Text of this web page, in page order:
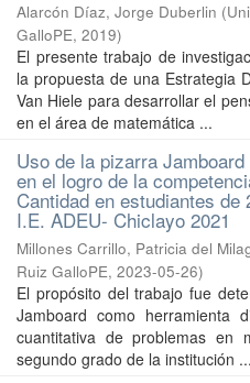
Alarcón Díaz, Jorge Duberlin (
GalloPE, 2019)
El presente trabajo de
la propuesta de una Estrategia
Van Hiele para desarrollar el
en el área de matemática ...
Uso de la pizarra
en el logro de la
Cantidad en estudiantes
I.E. ADEU- Chiclayo 2021
Millones Carrillo, Patricia del
Ruiz GalloPE, 2023-05-26)
El propósito del trabajo fue
Jamboard como herramienta
cuantitativa de problemas en
segundo grado de la institución ...